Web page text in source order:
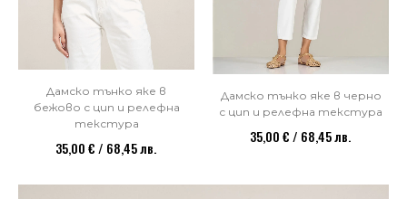
Дамско тънко яке в
бежово с цип и релефна
текстура
35,00 € / 68,45 лв.
Дамско тънко яке в черно
с цип и релефна текстура
35,00 € / 68,45 лв.